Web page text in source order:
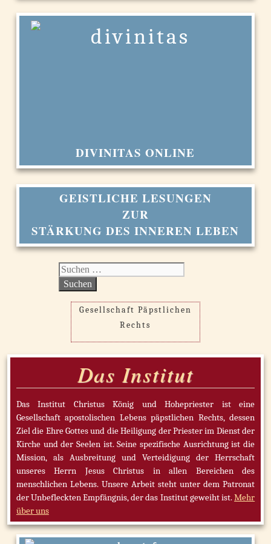
DIVINITAS ONLINE
GEISTLICHE LESUNGEN
ZUR
STÄRKUNG DES INNEREN LEBEN
Suchen
nach:
Gesellschaft Päpstlichen
Rechts
Das Institut
Das Institut Christus König und Hohepriester ist eine
Gesellschaft apostolischen Lebens päpstlichen Rechts, dessen
Ziel die Ehre Gottes und die Heiligung der Priester im Dienst der
Kirche und der Seelen ist. Seine spezifische Ausrichtung ist die
Mission, als Ausbreitung und Verteidigung der Herrschaft
unseres Herrn Jesus Christus in allen Bereichen des
menschlichen Lebens. Unsere Arbeit steht unter dem Patronat
der Unbefleckten Empfängnis, der das Institut geweiht ist.Mehr
über uns